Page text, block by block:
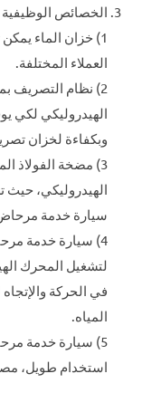
الخصائص الوظيفية
1) خزان الماء
العملاء المختلفة.
2) نظام التصريف
الهيدروليكي لكي
وبكفاءة لخزان
3) مضخة الفولاذ
الهيدروليكي،
سيارة خدمة
4) سيارة خدمة
لتشغيل المحرك
في الحركة
المياه.
5) سيارة خدمة
استخدام طويل،